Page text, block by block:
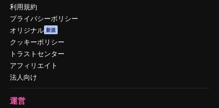
利用規約
プライバシーポリシー
オリジナル 新規
クッキーポリシー
トラストセンター
アフィリエイト
法人向け
運営